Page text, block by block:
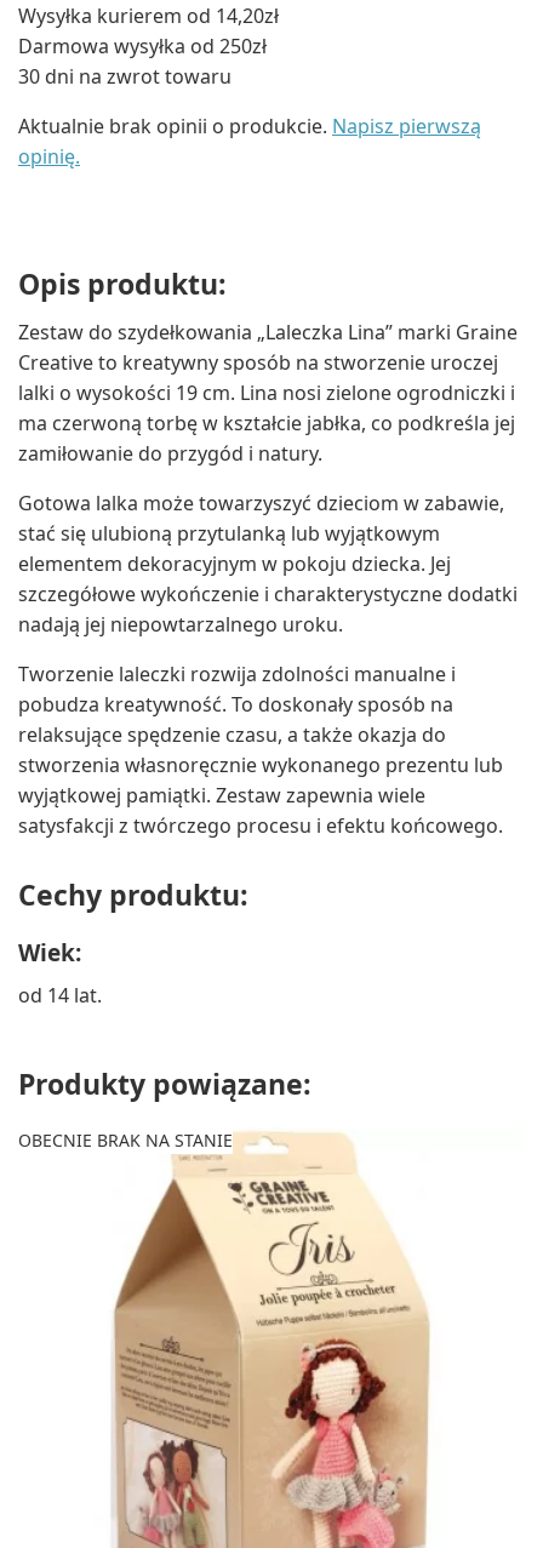
Wysyłka kurierem od 14,20zł
Darmowa wysyłka od 250zł
30 dni na zwrot towaru
Aktualnie brak opinii o produkcie. Napisz pierwszą
opinię.
Opis produktu:
Zestaw do szydełkowania „Laleczka Lina” marki Graine
Creative to kreatywny sposób na stworzenie uroczej
lalki o wysokości 19 cm. Lina nosi zielone ogrodniczki i
ma czerwoną torbę w kształcie jabłka, co podkreśla jej
zamiłowanie do przygód i natury.
Gotowa lalka może towarzyszyć dzieciom w zabawie,
stać się ulubioną przytulanką lub wyjątkowym
elementem dekoracyjnym w pokoju dziecka. Jej
szczegółowe wykończenie i charakterystyczne dodatki
nadają jej niepowtarzalnego uroku.
Tworzenie laleczki rozwija zdolności manualne i
pobudza kreatywność. To doskonały sposób na
relaksujące spędzenie czasu, a także okazja do
stworzenia własnoręcznie wykonanego prezentu lub
wyjątkowej pamiątki. Zestaw zapewnia wiele
satysfakcji z twórczego procesu i efektu końcowego.
Cechy produktu:
Wiek:
od 14 lat.
Produkty powiązane:
OBECNIE BRAK NA STANIE